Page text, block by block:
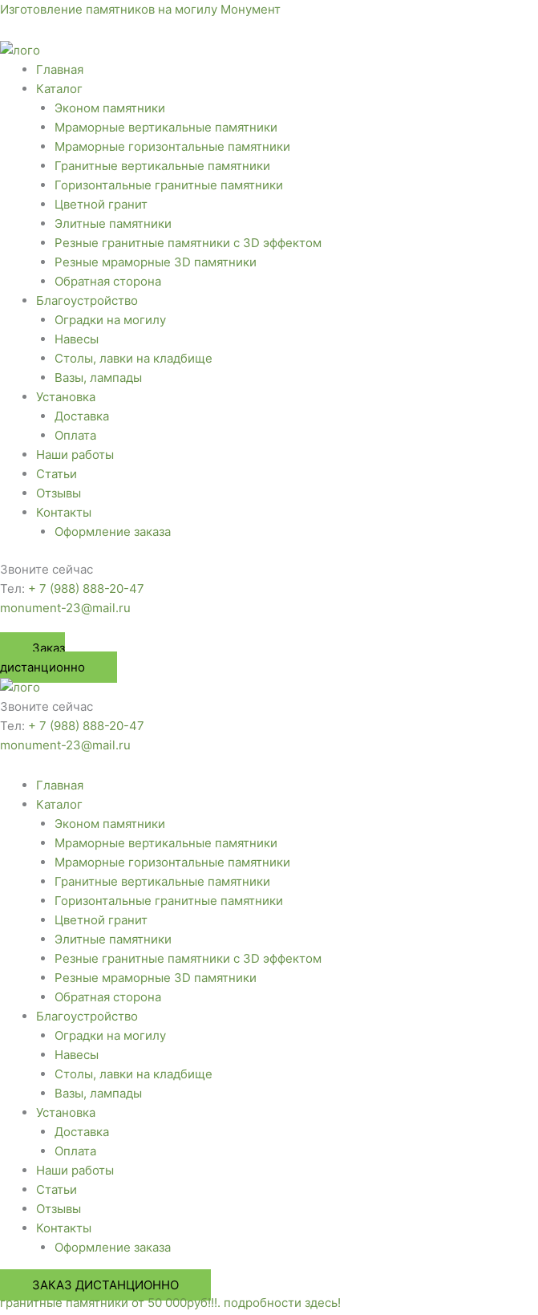
Перейти
содержимому
Изготовление памятников на могилу Монумент
Меню
Главная
Каталог
Эконом памятники
Мраморные вертикальные памятники
Мраморные горизонтальные памятники
Гранитные вертикальные памятники
Горизонтальные гранитные памятники
Цветной гранит
Элитные памятники
Резные гранитные памятники с 3D эффектом
Резные мраморные 3D памятники
Обратная сторона
Благоустройство
Оградки на могилу
Навесы
Столы, лавки на кладбище
Вазы, лампады
Установка
Доставка
Оплата
Наши работы
Статьи
Отзывы
Контакты
Оформление заказа
Звоните сейчас
Тел: + 7 (988) 888-20-47
monument-23@mail.ru
Заказ
дистанционно
Звоните сейчас
Тел: + 7 (988) 888-20-47
monument-23@mail.ru
Меню
Главная
Каталог
Эконом памятники
Мраморные вертикальные памятники
Мраморные горизонтальные памятники
Гранитные вертикальные памятники
Горизонтальные гранитные памятники
Цветной гранит
Элитные памятники
Резные гранитные памятники с 3D эффектом
Резные мраморные 3D памятники
Обратная сторона
Благоустройство
Оградки на могилу
Навесы
Столы, лавки на кладбище
Вазы, лампады
Установка
Доставка
Оплата
Наши работы
Статьи
Отзывы
Контакты
Оформление заказа
ЗАКАЗ ДИСТАНЦИОННО
гранитные памятники от 50 000руб!!!. подробности здесь!